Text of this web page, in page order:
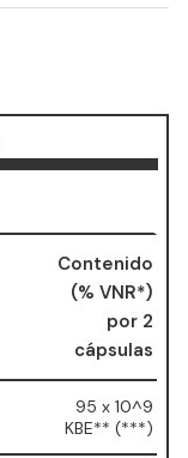
Contenido
(% VNR*)
por 2
cápsulas
95 x 10^9
KBE** (***)